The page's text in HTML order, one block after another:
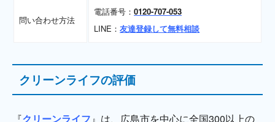
問い合わせ方法
電話番号： 0120-707-053
LINE： 友達登録して無料相談
クリーンライフの評価
『クリーンライフ』は、広島市を中心に全国300以上の